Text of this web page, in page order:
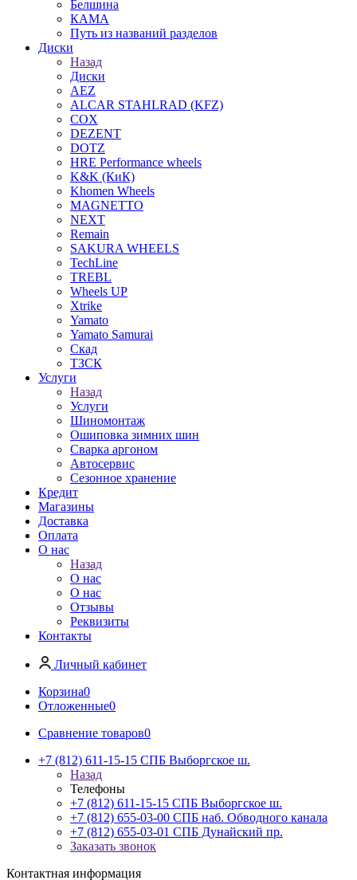
Белшина
КАМА
Путь из названий разделов
Диски
Назад
Диски
AEZ
ALCAR STAHLRAD (KFZ)
COX
DEZENT
DOTZ
HRE Performance wheels
K&K (КиК)
Khomen Wheels
MAGNETTO
NEXT
Remain
SAKURA WHEELS
TechLine
TREBL
Wheels UP
Xtrike
Yamato
Yamato Samurai
Скад
ТЗСК
Услуги
Назад
Услуги
Шиномонтаж
Ошиповка зимних шин
Сварка аргоном
Автосервис
Сезонное хранение
Кредит
Магазины
Доставка
Оплата
О нас
Назад
О нас
О нас
Отзывы
Реквизиты
Контакты
Личный кабинет
Корзина0
Отложенные0
Сравнение товаров0
+7 (812) 611-15-15 СПБ Выборгское ш.
Назад
Телефоны
+7 (812) 611-15-15 СПБ Выборгское ш.
+7 (812) 655-03-00 СПБ наб. Обводного канала
+7 (812) 655-03-01 СПБ Дунайский пр.
Заказать звонок
Контактная информация